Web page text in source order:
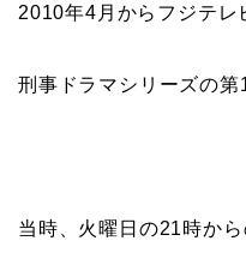
2010年4月からフジテレ
刑事ドラマシリーズの第
当時、火曜日の21時か